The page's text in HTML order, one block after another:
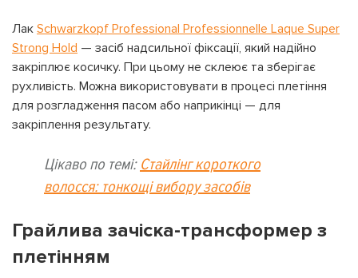
Лак Schwarzkopf Professional Professionnelle Laque Super
Strong Hold — засіб надсильної фіксації, який надійно
закріплює косичку. При цьому не склеює та зберігає
рухливість. Можна використовувати в процесі плетіння
для розгладження пасом або наприкінці — для
закріплення результату.
Цікаво по темі: Стайлінг короткого
волосся: тонкощі вибору засобів
Грайлива зачіска-трансформер з
плетінням